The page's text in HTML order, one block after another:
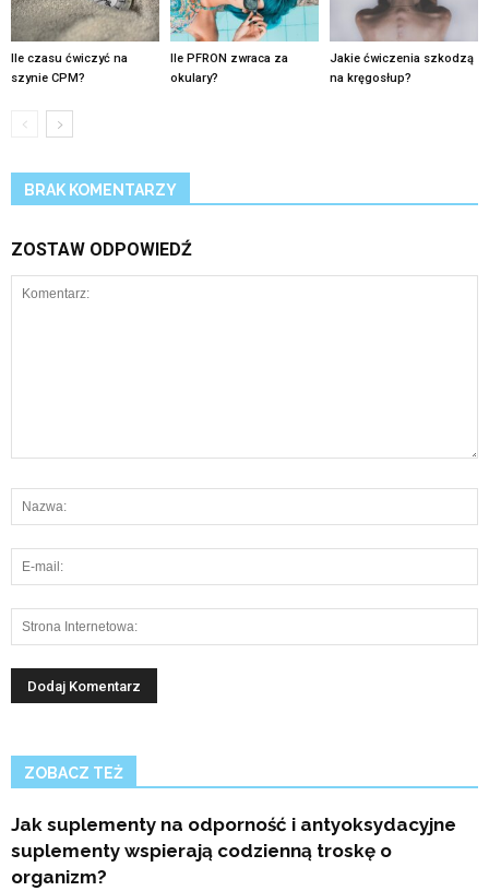
Ile czasu ćwiczyć na
szynie CPM?
Ile PFRON zwraca za
okulary?
Jakie ćwiczenia szkodzą
na kręgosłup?
BRAK KOMENTARZY
ZOSTAW ODPOWIEDŹ
ZOBACZ TEŻ
Jak suplementy na odporność i antyoksydacyjne
suplementy wspierają codzienną troskę o
organizm?